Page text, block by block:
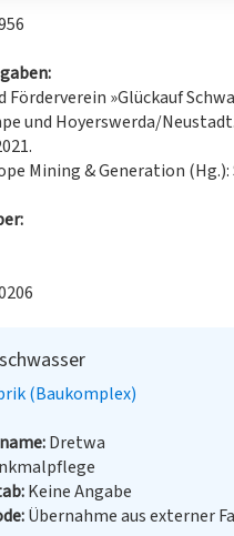
»Glückauf
und Hoyerswerda/
Mining & Generation
(Baukomplex)
Dretwa
Keine Angabe
Übernahme aus externer